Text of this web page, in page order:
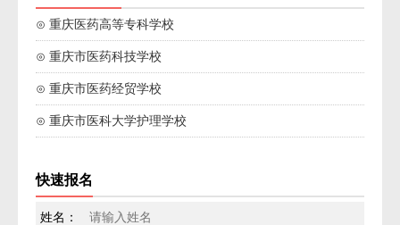
⊙ 重庆医药高等专科学校
⊙ 重庆市医药科技学校
⊙ 重庆市医药经贸学校
⊙ 重庆市医科大学护理学校
快速报名
姓名：